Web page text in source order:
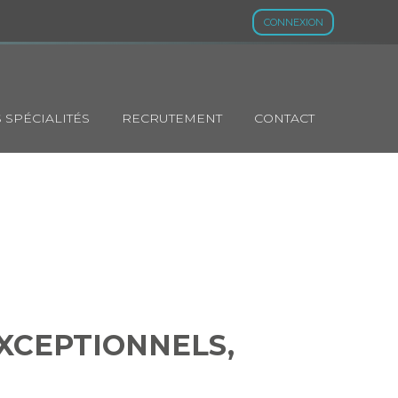
CONNEXION
SPÉCIALITÉS RECRUTEMENT CONTACT